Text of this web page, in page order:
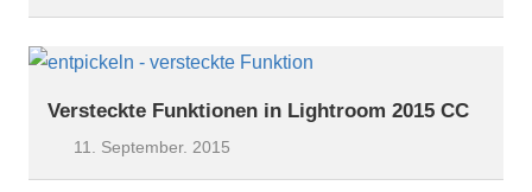
Versteckte Funktionen in Lightroom 2015 CC
11. September. 2015